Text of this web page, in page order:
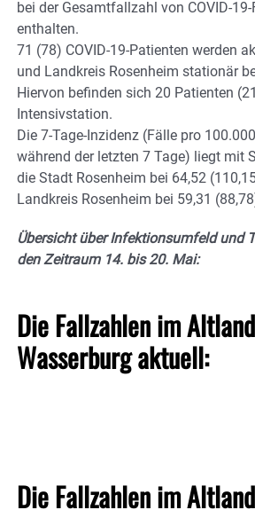
bei der Gesamtfallzahl von COVID-19-
enthalten.
71 (78) COVID-19-Patienten werden
und Landkreis Rosenheim stationär
Hiervon befinden sich 20 Patienten
Intensivstation.
Die 7-Tage-Inzidenz (Fälle pro
während der letzten 7 Tage) liegt mit
die Stadt Rosenheim bei 64,52
Landkreis Rosenheim bei 59,31
Übersicht über Infektionsumfeld und
den Zeitraum 14. bis 20. Mai:
Die Fallzahlen im
Wasserburg aktuell:
Die Fallzahlen im